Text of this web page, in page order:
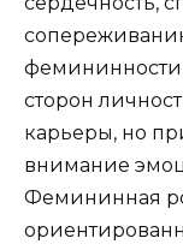
фемининности
сторон
карьеры, но
внимание
Фемининная